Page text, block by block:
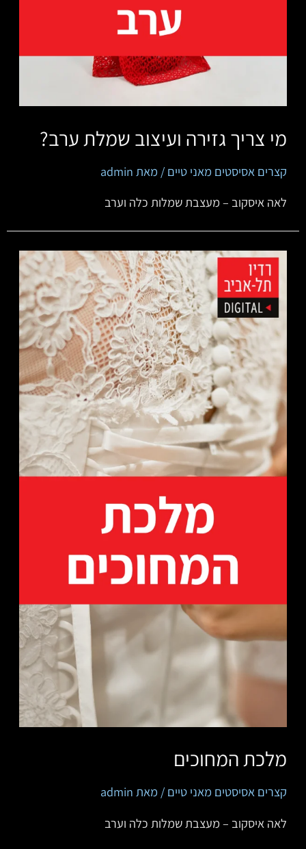
מי צריך גזירה ועיצוב שמלת ערב?
קצרים אסיסטים מאני טיים / מאת admin
לאה איסקוב – מעצבת שמלות כלה וערב
מלכת המחוכים
קצרים אסיסטים מאני טיים / מאת admin
‏‏‏‏‏‏לאה איסקוב – מעצבת שמלות כלה וערב